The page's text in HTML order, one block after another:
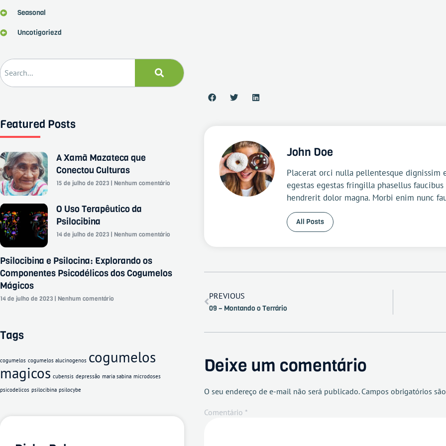
Seasonal
Uncotigoriezd
Featured Posts
A Xamã Mazateca que
Conectou Culturas
15 de julho de 2023 Nenhum comentário
O Uso Terapêutico da
Psilocibina
14 de julho de 2023 Nenhum comentário
Psilocibina e Psilocina: Explorando os
Componentes Psicodélicos dos Cogumelos
Mágicos
14 de julho de 2023 Nenhum comentário
Tags
cogumelos cogumelos alucinogenos cogumelos
magicos cubensis depressão maria sabina microdoses
psicodelicos psilocibina psilocybe
John Doe
Placerat orci nulla pellentesque dignissim
egestas egestas fringilla phasellus
hendrerit dolor magna. Morbi enim nunc
All Posts
PREVIOUS
09 – Montando o Terrário
Deixe um comentário
O seu endereço de e-mail não será publicado. Campos obrigatórios
Comentário *